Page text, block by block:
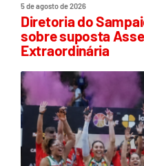
5 de agosto de 2026
Diretoria do
sobre suposta
Extraordinária